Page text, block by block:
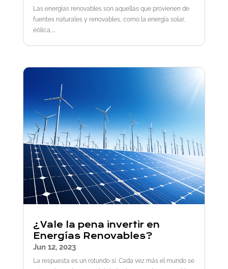
Las energías renovables son aquellas que provienen de
fuentes naturales y renovables, como la energía solar,
eólica,...
¿Vale la pena invertir en
Energías Renovables?
Jun 12, 2023
La respuesta es un rotundo sí. Cada vez más el mundo se